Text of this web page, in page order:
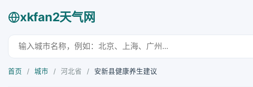
xkfan2天气网
首页 / 城市 / 河北省 / 安新县健康养生建议